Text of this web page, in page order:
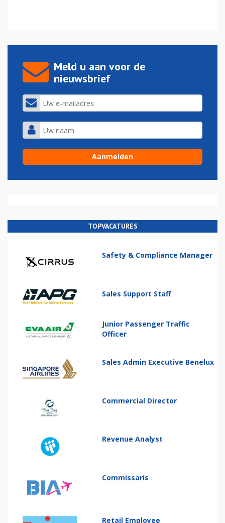
Meld u aan voor de
nieuwsbrief
TOPVACATURES
Safety & Compliance Manager
Sales Support Staff
Junior Passenger Traffic
Officer
Sales Admin Executive Benelux
Commercial Director
Revenue Analyst
Commissaris
Retail Employee